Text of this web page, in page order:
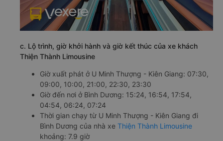
c. Lộ trình, giờ khởi hành và giờ kết thúc của xe khách
Thiện Thành Limousine
Giờ xuất phát ở U Minh Thượng - Kiên Giang: 07:30,
09:00, 10:00, 21:00, 22:30, 23:30
Giờ đến nơi ở Bình Dương: 15:24, 16:54, 17:54,
04:54, 06:24, 07:24
Thời gian chạy từ U Minh Thượng - Kiên Giang đi
Bình Dương của nhà xe Thiện Thành Limousine
khoảng: 7.9 giờ